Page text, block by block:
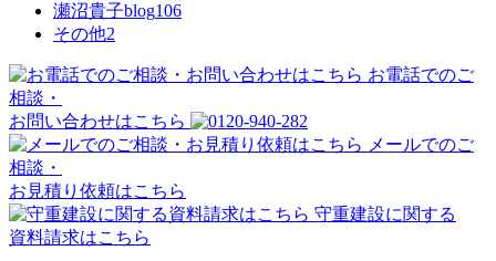
瀬沼貴子blog106
その他2
お電話でのご
相談・
お問い合わせはこちら
メールでのご
相談・
お見積り依頼はこちら
守重建設に関する
資料請求はこちら